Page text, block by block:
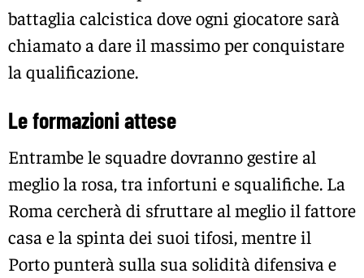
battaglia calcistica dove ogni giocatore sarà
chiamato a dare il massimo per conquistare
la qualificazione.
Le formazioni attese
Entrambe le squadre dovranno gestire al
meglio la rosa, tra infortuni e squalifiche. La
Roma cercherà di sfruttare al meglio il fattore
casa e la spinta dei suoi tifosi, mentre il
Porto punterà sulla sua solidità difensiva e